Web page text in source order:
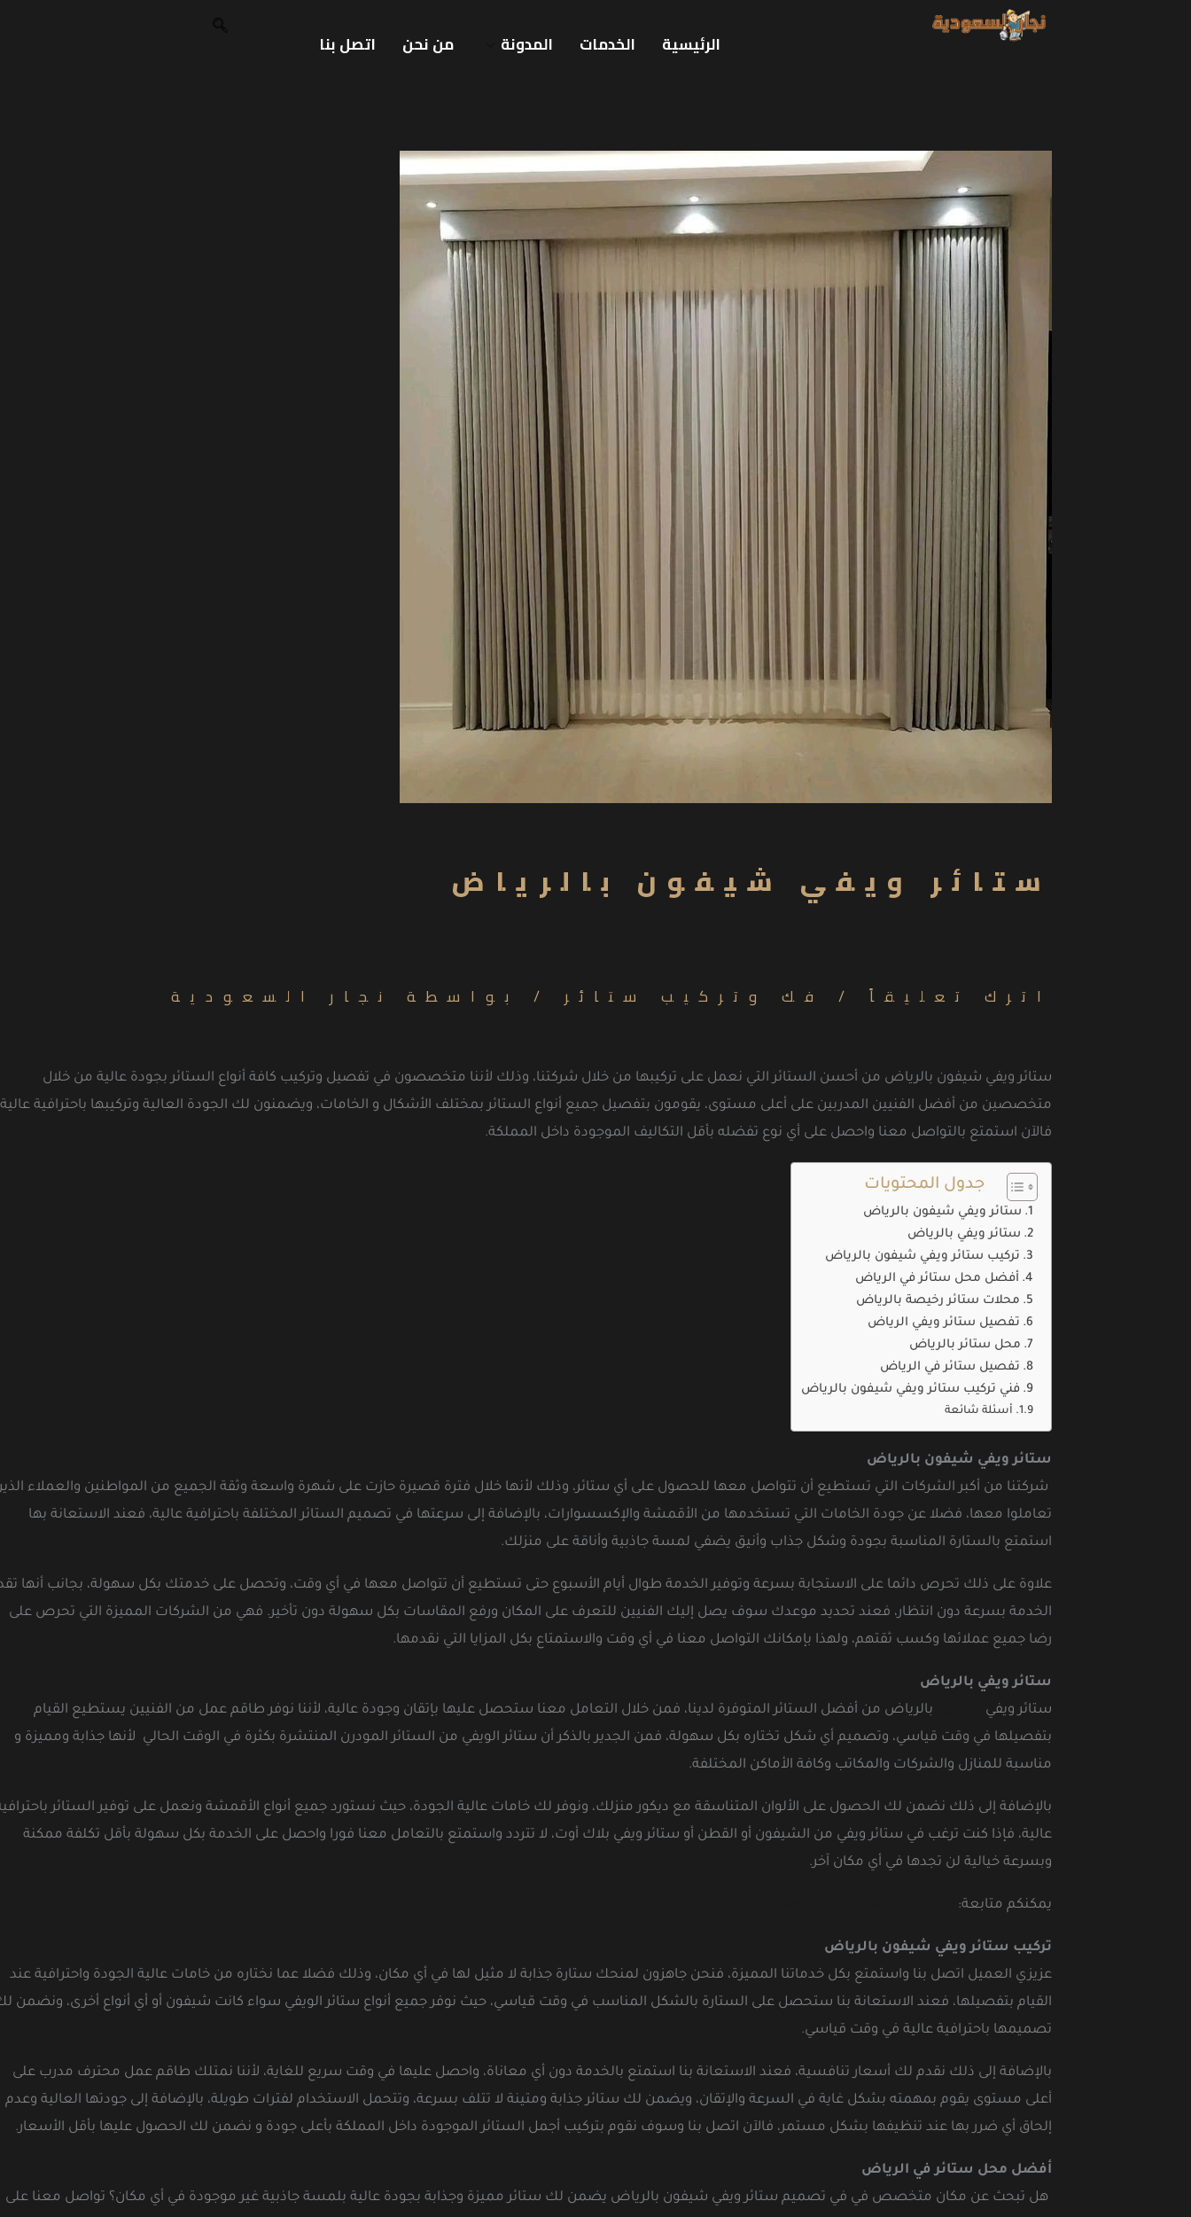
الرئيسية الخدمات المدونة من نحن اتصل بنا
ستائر ويفي شيفون بالرياض
اترك تعليقاً / فك وتركيب ستائر / بواسطة نجار السعودية
ستائر ويفي شيفون بالرياض من أحسن الستائر التي نعمل على تركيبها من خلال شركتنا، وذلك لأننا متخصصون في تفصيل وتركيب كافة أنواع الستائر بجودة عالية من خلال
متخصصين من أفضل الفنيين المدربين على أعلى مستوى، يقومون بتفصيل جميع أنواع الستائر بمختلف الأشكال و الخامات، ويضمنون لك الجودة العالية وتركيبها باحترافية
فالآن استمتع بالتواصل معنا واحصل على أي نوع تفضله بأقل التكاليف الموجودة داخل المملكة.
جدول المحتويات
ستائر ويفي شيفون بالرياض
ستائر ويفي بالرياض
تركيب ستائر ويفي شيفون بالرياض
أفضل محل ستائر في الرياض
محلات ستائر رخيصة بالرياض
تفصيل ستائر ويفي الرياض
محل ستائر بالرياض
تفصيل ستائر في الرياض
فني تركيب ستائر ويفي شيفون بالرياض
أسئلة شائعة
ستائر ويفي شيفون بالرياض
شركتنا من أكبر الشركات التي تستطيع أن تتواصل معها للحصول على أي ستائر، وذلك لأنها خلال فترة قصيرة حازت على شهرة واسعة وثقة الجميع من المواطنين والعملاء
تعاملوا معها، فضلا عن جودة الخامات التي تستخدمها من الأقمشة والإكسسوارات، بالإضافة إلى سرعتها في تصميم الستائر المختلفة باحترافية عالية، فعند الاستعانة بها
استمتع بالستارة المناسبة بجودة وشكل جذاب وأنيق يضفي لمسة جاذبية وأناقة على منزلك.
علاوة على ذلك تحرص دائما على الاستجابة بسرعة وتوفير الخدمة طوال أيام الأسبوع حتى تستطيع أن تتواصل معها في أي وقت، وتحصل على خدمتك بكل سهولة، بجانب أنها
الخدمة بسرعة دون انتظار، فعند تحديد موعدك سوف يصل إليك الفنيين للتعرف على المكان ورفع المقاسات بكل سهولة دون تأخير. فهي من الشركات المميزة التي تحرص على
رضا جميع عملائها وكسب ثقتهم، ولهذا بإمكانك التواصل معنا في أي وقت والاستمتاع بكل المزايا التي نقدمها.
ستائر ويفي بالرياض
ستائر ويفي
بالرياض من أفضل الستائر المتوفرة لدينا، فمن خلال التعامل معنا ستحصل عليها بإتقان وجودة عالية، لأننا نوفر طاقم عمل من الفنيين يستطيع القيام
بتفصيلها في وقت قياسي، وتصميم أي شكل تختاره بكل سهولة، فمن الجدير بالذكر أن ستائر الويفي من الستائر المودرن المنتشرة بكثرة في الوقت الحالي لأنها جذابة ومميزة و
مناسبة للمنازل والشركات والمكاتب وكافة الأماكن المختلفة.
بالإضافة إلى ذلك نضمن لك الحصول على الألوان المتناسقة مع ديكور منزلك، ونوفر لك خامات عالية الجودة، حيث نستورد جميع أنواع الأقمشة ونعمل على توفير الستائر
عالية، فإذا كنت ترغب في ستائر ويفي من الشيفون أو القطن أو ستائر ويفي بلاك أوت، لا تتردد واستمتع بالتعامل معنا فورا واحصل على الخدمة بكل سهولة بأقل تكلفة ممكنة
وبسرعة خيالية لن تجدها في أي مكان آخر.
يمكنكم متابعة:
تركيب ستائر ويفي شيفون بالرياض
عزيزي العميل اتصل بنا واستمتع بكل خدماتنا المميزة، فنحن جاهزون لمنحك ستارة جذابة لا مثيل لها في أي مكان، وذلك فضلا عما نختاره من خامات عالية الجودة واحترافية عند
القيام بتفصيلها، فعند الاستعانة بنا ستحصل على الستارة بالشكل المناسب في وقت قياسي، حيث نوفر جميع أنواع ستائر الويفي سواء كانت شيفون أو أي أنواع أخرى، ونضمن
تصميمها باحترافية عالية في وقت قياسي.
بالإضافة إلى ذلك نقدم لك أسعار تنافسية، فعند الاستعانة بنا استمتع بالخدمة دون أي معاناة، واحصل عليها في وقت سريع للغاية، لأننا نمتلك طاقم عمل محترف مدرب على
أعلى مستوى يقوم بمهمته بشكل غاية في السرعة والإتقان، ويضمن لك ستائر جذابة ومتينة لا تتلف بسرعة، وتتحمل الاستخدام لفترات طويلة، بالإضافة إلى جودتها العالية وعدم
إلحاق أي ضرر بها عند تنظيفها بشكل مستمر، فالآن اتصل بنا وسوف نقوم بتركيب أجمل الستائر الموجودة داخل المملكة بأعلى جودة و نضمن لك الحصول عليها بأقل الأسعار.
أفضل محل ستائر في الرياض
هل تبحث عن مكان متخصص في في تصميم ستائر ويفي شيفون بالرياض يضمن لك ستائر مميزة وجذابة بجودة عالية بلمسة جاذبية غير موجودة في أي مكان؟ تواصل معنا على